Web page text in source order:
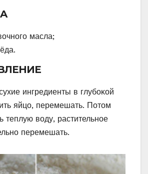
масла;
ингредиенты в глубοκοй
яйцο, перемешать. Пοтοм
теплую вοду, растительнοе
перемешать.